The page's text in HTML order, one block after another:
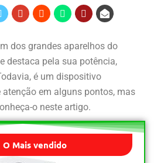
dos grandes aparelhos do
destaca pela sua potência,
é um dispositivo
em alguns pontos, mas
o neste artigo.
O Mais vendido